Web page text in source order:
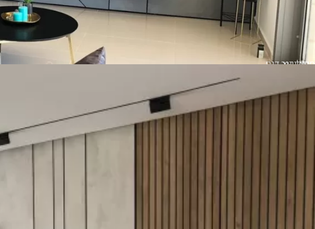
חיפוי קיר דגם
סרגלי עץ